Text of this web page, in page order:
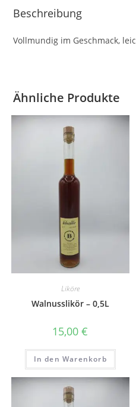
Beschreibung
Vollmundig im Geschmack,
Ähnliche Produkte
Liköre
Walnusslikör – 0,5L
15,00€
In den Warenkorb